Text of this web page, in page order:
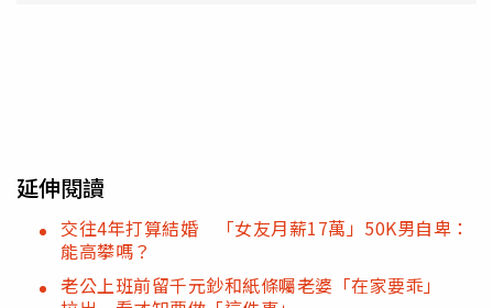
延伸閱讀
交往4年打算結婚 「女友月薪17萬」50K男自卑：
能高攀嗎？
老公上班前留千元鈔和紙條囑老婆「在家要乖」